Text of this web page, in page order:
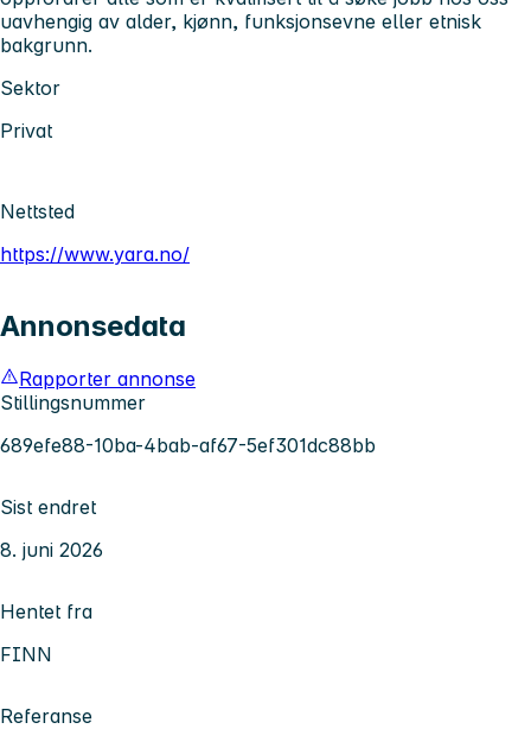
uavhengig av alder, kjønn, funksjonsevne eller etnisk
bakgrunn.
Sektor
Privat
Nettsted
https://www.yara.no/
Annonsedata
Rapporter annonse
Stillingsnummer
689efe88-10ba-4bab-af67-5ef301dc88bb
Sist endret
8. juni 2026
Hentet fra
FINN
Referanse